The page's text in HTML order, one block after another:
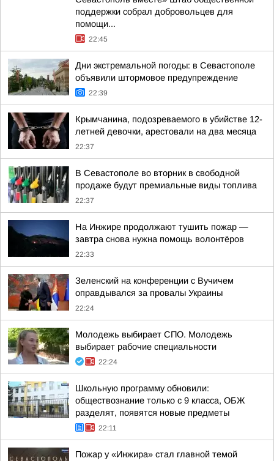
поддержки собрал добровольцев для
помощи...
22:45
Дни экстремальной погоды: в Севастополе
объявили штормовое предупреждение
22:39
Крымчанина, подозреваемого в убийстве 12-
летней девочки, арестовали на два месяца
22:37
В Севастополе во вторник в свободной
продаже будут премиальные виды топлива
22:37
На Инжире продолжают тушить пожар —
завтра снова нужна помощь волонтёров
22:33
Зеленский на конференции с Вучичем
оправдывался за провалы Украины
22:24
Молодежь выбирает СПО. Молодежь
выбирает рабочие специальности
22:24
Школьную программу обновили:
обществознание только с 9 класса, ОБЖ
разделят, появятся новые предметы
22:11
Пожар у «Инжира» стал главной темой